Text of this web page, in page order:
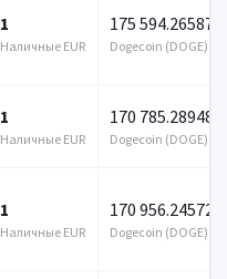
1
Наличные EUR
175 594.265875
Dogecoin (DOGE)
1
Наличные EUR
170 785.28948
Dogecoin (DOGE)
1
Наличные EUR
170 956.245725
Dogecoin (DOGE)